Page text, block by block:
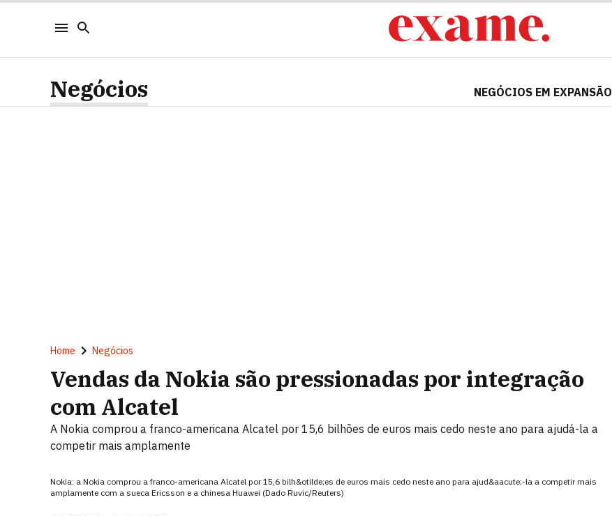
Negócios NEGÓCIOS EM EXPANSÃO
Home Negócios
Vendas da Nokia são pressionadas por integração
com Alcatel
A Nokia comprou a franco-americana Alcatel por 15,6 bilhões de euros mais cedo neste ano para ajudá-la a
competir mais amplamente
Nokia: a Nokia comprou a franco-americana Alcatel por 15,6 bilh&otilde;es de euros mais cedo neste ano para ajud&aacute;-la a competir mais
amplamente com a sueca Ericsson e a chinesa Huawei (Dado Ruvic/Reuters)